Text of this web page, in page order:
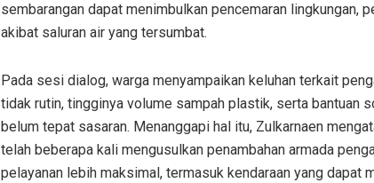
sembarangan dapat menimbulkan pencemaran lingkungan,
akibat saluran air yang tersumbat.
Pada sesi dialog, warga menyampaikan keluhan terkait
tidak rutin, tingginya volume sampah plastik, serta bantuan
belum tepat sasaran. Menanggapi hal itu, Zulkarnaen
telah beberapa kali mengusulkan penambahan armada
pelayanan lebih maksimal, termasuk kendaraan yang dapat